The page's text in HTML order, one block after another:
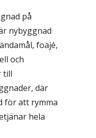
på
nybyggnad
foajé,
och
till
där
för att rymma
hela